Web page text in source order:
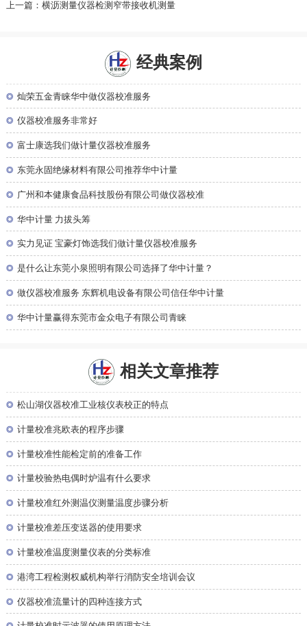
上一篇：横沥测量仪器检测窄带接收机测量
经典案例
◎ 灿荣五金青睐华中做仪器校准服务
◎ 仪器校准服务非常好
◎ 富士康选我们做计量仪器校准服务
◎ 东莞永固绝缘材料有限公司推荐华中计量
◎ 广州和本健康食品科技股份有限公司做仪器校准
◎ 华中计量 力拔头筹
◎ 实力见证 宝豪灯饰选我们做计量仪器校准服务
◎ 是什么让东莞小泉照明有限公司选择了华中计量？
◎ 做仪器校准服务 东辉机电设备有限公司信任华中计量
◎ 华中计量赢得东莞市金众电子有限公司青睐
相关文章推荐
◎ 松山湖仪器校准工业核仪表校正的特点
◎ 计量校准兆欧表的程序步骤
◎ 计量校准性能检定前的准备工作
◎ 计量校验热电偶时炉温有什么要求
◎ 计量校准红外测温仪测量温度步骤分析
◎ 计量校准差压变送器的使用要求
◎ 计量校准温度测量仪表的分类标准
◎ 港湾工程检测权威机构举行消防安全培训会议
◎ 仪器校准流量计的四种连接方式